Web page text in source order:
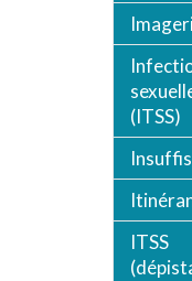
(ITSS)
ITSS